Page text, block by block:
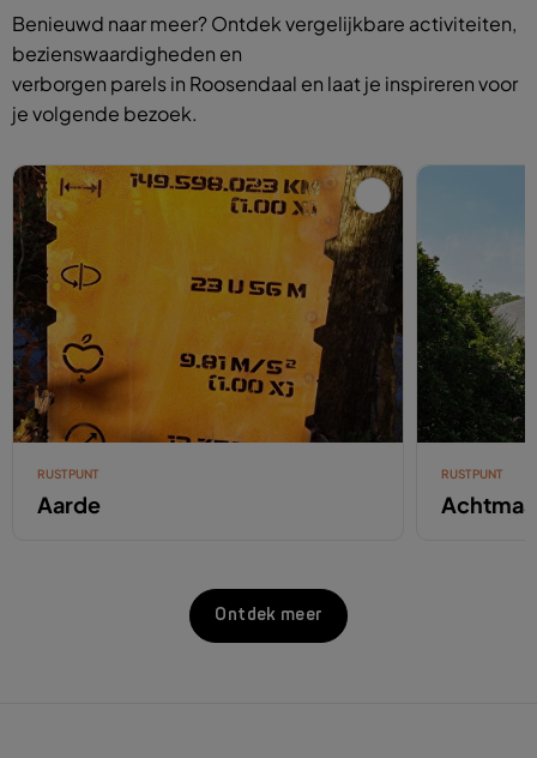
Benieuwd naar meer? Ontdek vergelijkbare activiteiten,
bezienswaardigheden en
verborgen parels in Roosendaal en laat je inspireren voor
je volgende bezoek.
RUSTPUNT
Aarde
RUSTPUNT
Ontdek meer